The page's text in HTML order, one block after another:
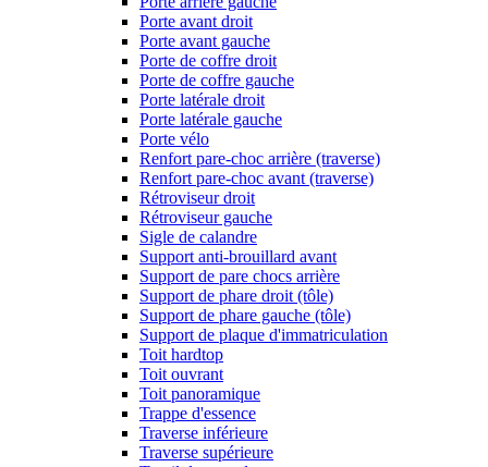
Porte avant droit
Porte avant gauche
Porte de coffre droit
Porte de coffre gauche
Porte latérale droit
Porte latérale gauche
Porte vélo
Renfort pare-choc arrière (traverse)
Renfort pare-choc avant (traverse)
Rétroviseur droit
Rétroviseur gauche
Sigle de calandre
Support anti-brouillard avant
Support de pare chocs arrière
Support de phare droit (tôle)
Support de phare gauche (tôle)
Support de plaque d'immatriculation
Toit hardtop
Toit ouvrant
Toit panoramique
Trappe d'essence
Traverse inférieure
Traverse supérieure